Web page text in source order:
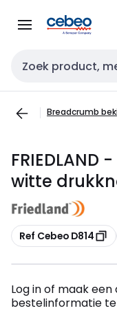
naar
naar
Zoekveld invoer
Breadcrumb
FRIEDLAND
witte
Kopiëren
Ref Cebeo D814
Log in of maak
bestelinformatie